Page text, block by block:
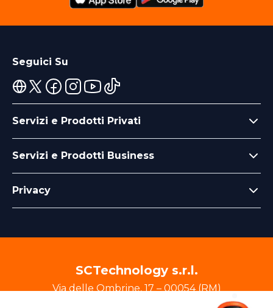
Seguici Su
Servizi e Prodotti Privati
Servizi e Prodotti Business
Privacy
SCTechnology s.r.l.
Via delle Ombrine, 17– 00054(RM)